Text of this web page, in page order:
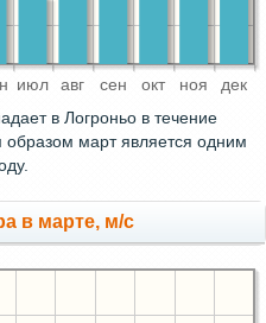
июл авг сен окт ноя дек
в Логроньо в течение
образом март является одним
в марте, м/с